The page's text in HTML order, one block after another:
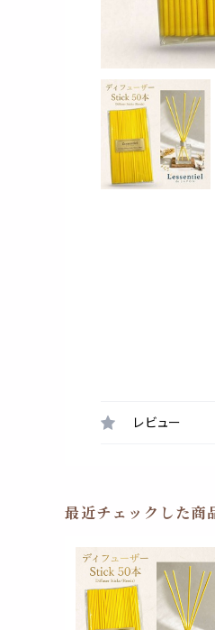
レビュー
最近チェックした商